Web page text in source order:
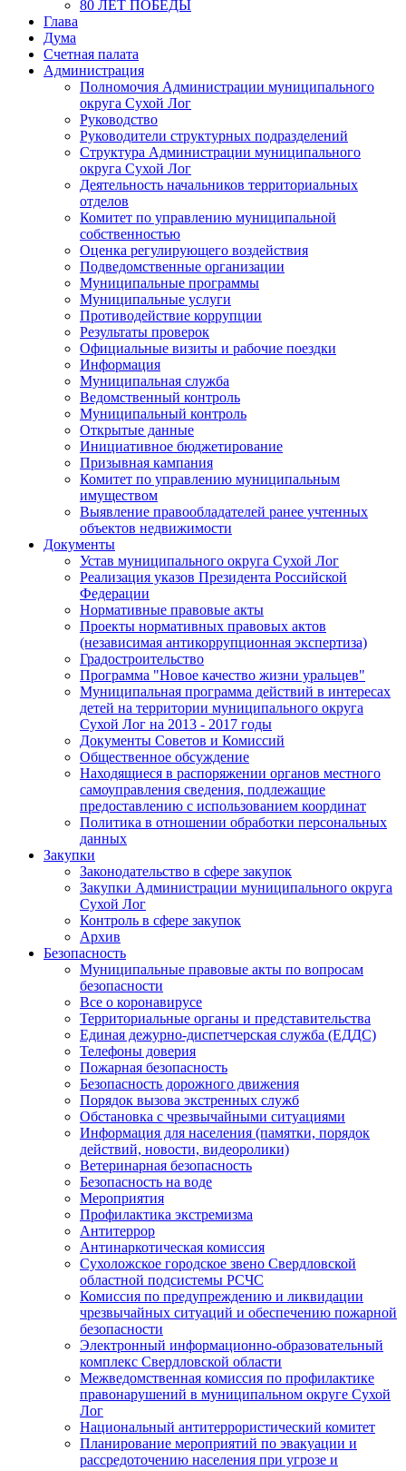
80 ЛЕТ ПОБЕДЫ
Глава
Дума
Счетная палата
Администрация
Полномочия Администрации муниципального
округа Сухой Лог
Руководство
Руководители структурных подразделений
Структура Администрации муниципального
округа Сухой Лог
Деятельность начальников территориальных
отделов
Комитет по управлению муниципальной
собственностью
Оценка регулирующего воздействия
Подведомственные организации
Муниципальные программы
Муниципальные услуги
Противодействие коррупции
Результаты проверок
Официальные визиты и рабочие поездки
Информация
Муниципальная служба
Ведомственный контроль
Муниципальный контроль
Открытые данные
Инициативное бюджетирование
Призывная кампания
Комитет по управлению муниципальным
имуществом
Выявление правообладателей ранее учтенных
объектов недвижимости
Документы
Устав муниципального округа Сухой Лог
Реализация указов Президента Российской
Федерации
Нормативные правовые акты
Проекты нормативных правовых актов
(независимая антикоррупционная экспертиза)
Градостроительство
Программа "Новое качество жизни уральцев"
Муниципальная программа действий в интересах
детей на территории муниципального округа
Сухой Лог на 2013 - 2017 годы
Документы Советов и Комиссий
Общественное обсуждение
Находящиеся в распоряжении органов местного
самоуправления сведения, подлежащие
предоставлению с использованием координат
Политика в отношении обработки персональных
данных
Закупки
Законодательство в сфере закупок
Закупки Администрации муниципального округа
Сухой Лог
Контроль в сфере закупок
Архив
Безопасность
Муниципальные правовые акты по вопросам
безопасности
Все о коронавирусе
Территориальные органы и представительства
Единая дежурно-диспетчерская служба (ЕДДС)
Телефоны доверия
Пожарная безопасность
Безопасность дорожного движения
Порядок вызова экстренных служб
Обстановка с чрезвычайными ситуациями
Информация для населения (памятки, порядок
действий, новости, видеоролики)
Ветеринарная безопасность
Безопасность на воде
Мероприятия
Профилактика экстремизма
Антитеррор
Антинаркотическая комиссия
Сухоложское городское звено Свердловской
областной подсистемы РСЧС
Комиссия по предупреждению и ликвидации
чрезвычайных ситуаций и обеспечению пожарной
безопасности
Электронный информационно-образовательный
комплекс Cвердловской области
Межведомственная комиссия по профилактике
правонарушений в муниципальном округе Сухой
Лог
Национальный антитеррористический комитет
Планирование мероприятий по эвакуации и
рассредоточению населения при угрозе и